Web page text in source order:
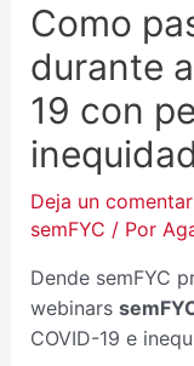
Como
durante
19 con
Deja un
semFYC / Por
Dende semFYC
webinars
COVID-19 e